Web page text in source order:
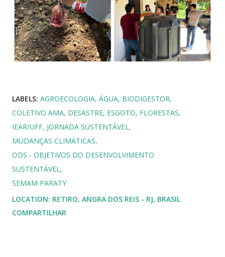
LABELS: AGROECOLOGIA ÁGUA BIODIGESTOR
COLETIVO AMA DESASTRE ESGOTO FLORESTAS
IEAR/UFF JORNADA SUSTENTÁVEL
MUDANÇAS CLIMÁTICAS
ODS - OBJETIVOS DO DESENVOLVIMENTO
SUSTENTÁVEL
SEMAM PARATY
LOCATION: RETIRO, ANGRA DOS REIS - RJ, BRASIL
COMPARTILHAR